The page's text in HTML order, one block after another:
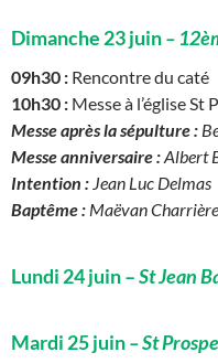
Dimanche 23 juin–
09h30 : Rencontre du caté
10h30 : Messe à l’église St
Messe après la sépulture :
Messe anniversaire :Albert
Intention : Jean Luc Delmas
Baptême : Maëvan Charrière
Lundi 24 juin –St Jean
Mardi 25 juin– St